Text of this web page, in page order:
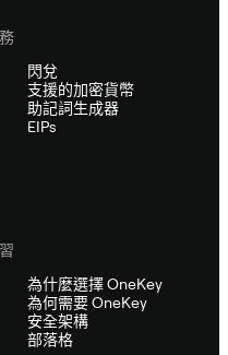
閃兌
支援的加密貨幣
助記詞生成器
EIPs
為什麼選擇 OneKey
為何需要 OneKey
安全架構
部落格